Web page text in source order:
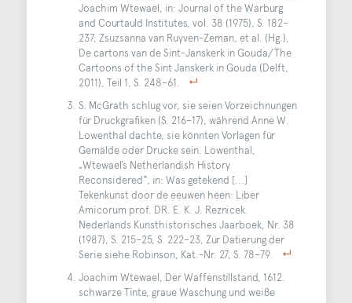
Joachim Wtewael, in: Journal of the Warburg
and Courtauld Institutes, vol. 38 (1975), S. 182–
237; Zsuzsanna van Ruyven-Zeman, et al. (Hg.),
De cartons van de Sint-Janskerk in Gouda/The
Cartoons of the Sint Janskerk in Gouda (Delft,
2011), Teil 1, S. 248–61.
S. McGrath schlug vor, sie seien Vorzeichnungen
für Druckgrafiken (S. 216–17), während Anne W.
Lowenthal dachte, sie könnten Vorlagen für
Gemälde oder Drucke sein. Lowenthal,
„Wtewael’s Netherlandish History
Reconsidered“, in: Was getekend [...]
Tekenkunst door de eeuwen heen: Liber
Amicorum prof. DR. E. K. J. Reznicek.
Nederlands Kunsthistorisches Jaarboek, Nr. 38
(1987), S. 215–25, S. 222–23, Zur Datierung der
Serie siehe Robinson, Kat.-Nr. 27, S. 78–79.
Joachim Wtewael, Der Waffenstillstand, 1612.
schwarze Tinte, graue Waschung und weiße